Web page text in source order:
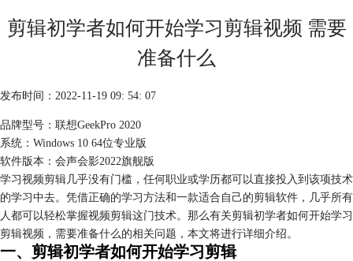
剪辑初学者如何开始学习剪辑视频 需要
准备什么
发布时间：2022-11-19 09: 54: 07
品牌型号：联想GeekPro 2020
系统：Windows 10 64位专业版
软件版本：会声会影2022旗舰版
学习视频剪辑几乎没有门槛，任何职业或学历都可以直接投入到该项技术
的学习中去。凭借正确的学习方法和一款适合自己的剪辑软件，几乎所有
人都可以轻松掌握视频剪辑这门技术。那么有关剪辑初学者如何开始学习
剪辑视频，需要准备什么的相关问题，本文将进行详细介绍。
一、剪辑初学者如何开始学习剪辑